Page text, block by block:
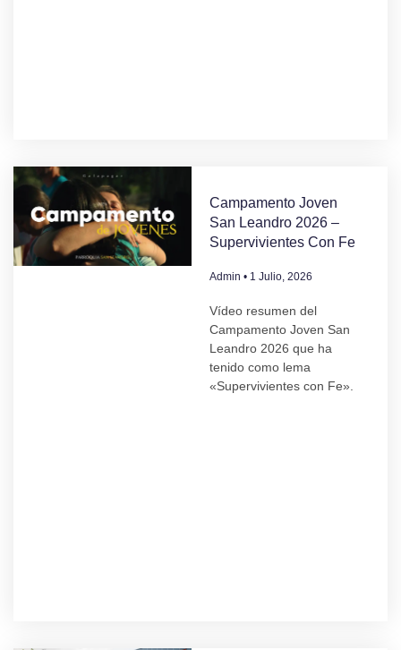
Campamento Joven
San Leandro 2026 –
Supervivientes Con Fe
Admin 1 Julio, 2026
Vídeo resumen del
Campamento Joven San
Leandro 2026 que ha
tenido como lema
«Supervivientes con Fe».